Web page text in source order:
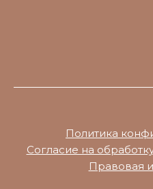
Политика
Согласие на
Правовая